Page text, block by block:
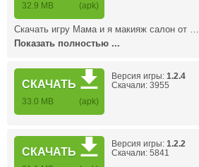
32.9 MB (apk)
Скачать игру Мама и я макияж салон от …
Показать полностью ...
СКАЧАТЬ
33.0 MB (apk)
Версия игры: 1.2.4
Скачали: 3955
СКАЧАТЬ
Версия игры: 1.2.2
Скачали: 5841